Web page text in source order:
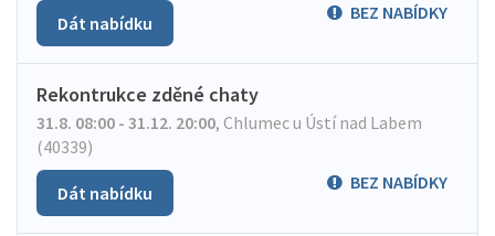
BEZ NABÍDKY
Dát nabídku
Rekontrukce zděné chaty
31.8. 08:00 - 31.12. 20:00, Chlumec u Ústí nad Labem
(40339)
BEZ NABÍDKY
Dát nabídku